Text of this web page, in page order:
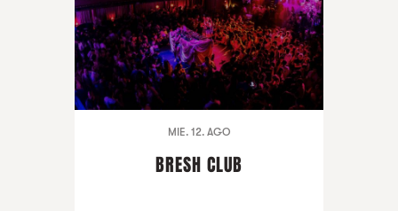
MIE. 12. AGO
BRESH CLUB